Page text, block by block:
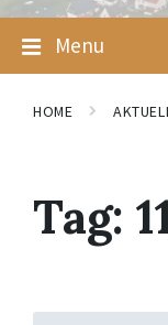
Menu
HOME
Tag: